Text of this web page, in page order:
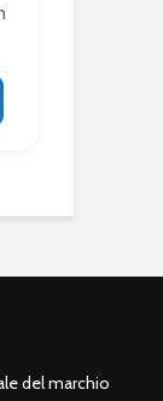
del marchio